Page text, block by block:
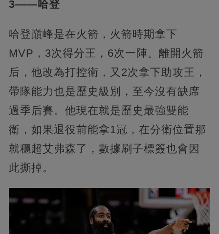
3——哈登
哈登巔峰是在火箭，火箭時期拿下
MVP，3次得分王，6次一陣。離開火箭
后，他改為打控衛，又2次拿下助攻王，
帶隊能力也是歷史級別，至今沒有缺席
過季后賽。他現在就是歷史最強雙能
衛，如果退役前能拿1冠，在分衛位置那
就穩超艾弗森了，數據刷子標簽也會因
此撕掉。